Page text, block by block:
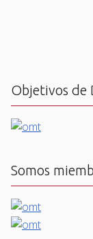
Objetivos de
Somos